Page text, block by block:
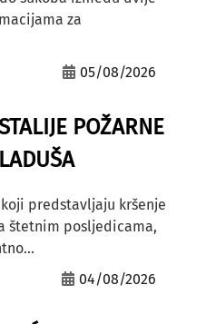
za
05/08/2026
POŽARNE
predstavljaju kršenje
štetnim posljedicama,
04/08/2026